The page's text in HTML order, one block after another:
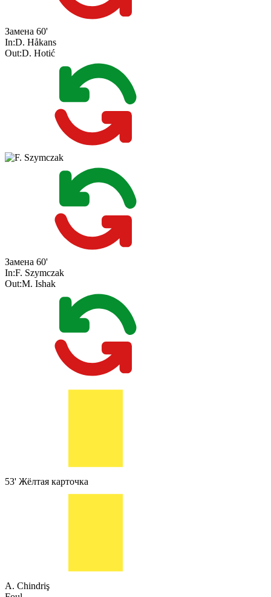
Замена 60'
In:D. Håkans
Out:D. Hotić
Замена 60'
In:F. Szymczak
Out:M. Ishak
53' Жёлтая карточка
A. Chindriş